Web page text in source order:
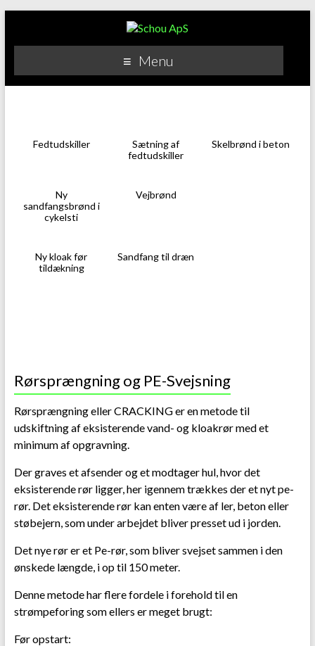
Menu
Fedtudskiller
Sætning af
fedtudskiller
Skelbrønd i beton
Ny
sandfangsbrønd i
cykelsti
Vejbrønd
Ny kloak før
tildækning
Sandfang til dræn
Rørsprængning og PE-Svejsning
Rørsprængning eller CRACKING er en metode til
udskiftning af eksisterende vand- og kloakrør med et
minimum af opgravning.
Der graves et afsender og et modtager hul, hvor det
eksisterende rør ligger, her igennem trækkes der et nyt pe-
rør. Det eksisterende rør kan enten være af ler, beton eller
støbejern, som under arbejdet bliver presset ud i jorden.
Det nye rør er et Pe-rør, som bliver svejset sammen i den
ønskede længde, i op til 150 meter.
Denne metode har flere fordele i forehold til en
strømpeforing som ellers er meget brugt:
Før opstart: